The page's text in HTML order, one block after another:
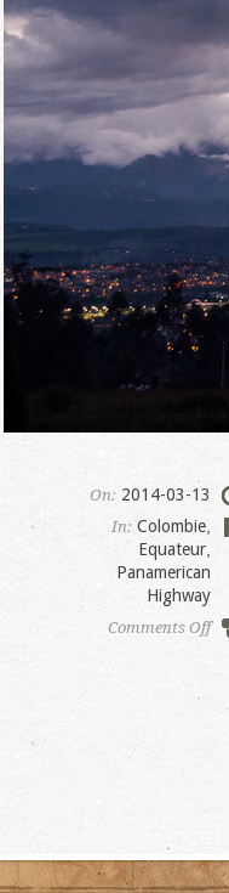
On: 2014-03-13
In: Colombie
Equateur
Panamerican
Highway
Comments Offon